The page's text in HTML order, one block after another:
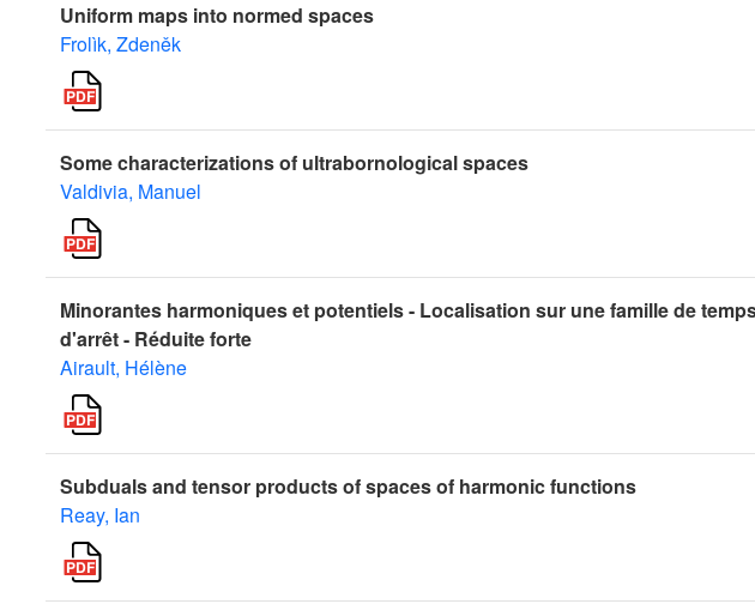
Uniform maps into normed spaces
Frolìk, Zdeněk
Some characterizations of ultrabornological spaces
Valdivia, Manuel
Minorantes harmoniques et potentiels - Localisation sur une famille de
d'arrêt - Réduite forte
Airault, Hélène
Subduals and tensor products of spaces of harmonic functions
Reay, Ian